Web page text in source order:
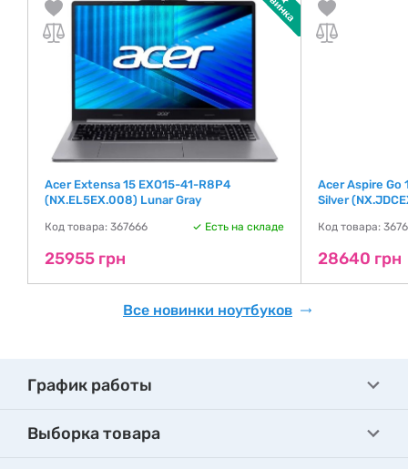
Acer Extensa 15 EXO15-41-R8P4
(NX.EL5EX.008) Lunar Gray
Код товара: 367666 Есть на складе
25955 грн
Acer Aspire Go
Silver
Код товара:
28640 грн
Все новинки ноутбуков
График работы
Выборка товара